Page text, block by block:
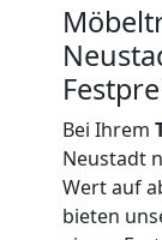
Bei Ihrem
Neustadt
Wert auf
bieten
Wiener